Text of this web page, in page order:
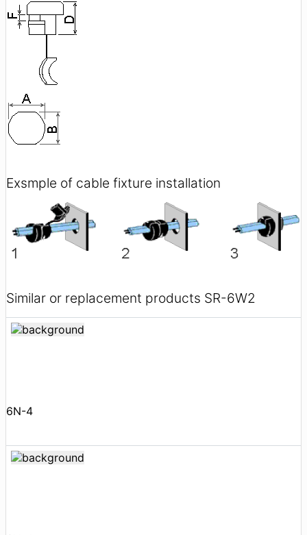
Exsmple of cable fixture installation
Similar or replacement products SR-6W2
6N-4